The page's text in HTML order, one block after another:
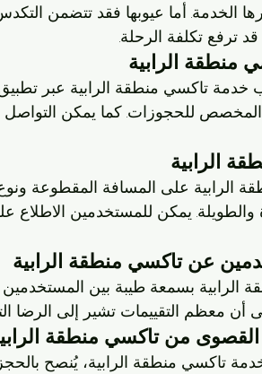
الخدمة. أما عيوبها فقد تتضمن
ترفع تكلفة الرحلة.
تاكسي منطقة الرابية عبر
للحجوزات. كما يمكن التواصل
الرابية على المسافة المقطوعة
والطويلة. يمكن للمستخدمين الاطلاع
الرابية بسمعة طيبة بين المستخدمين
أن معظم التقييمات تشير إلى الرضا
تاكسي منطقة الرابية، يُنصح